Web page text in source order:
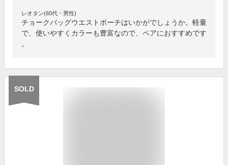
レオタン(60代・男性)
チョークバッグウエストポーチはいかがでしょうか。軽量
で、使いやすくカラーも豊富なので、ペアにおすすめです
。
SOLD